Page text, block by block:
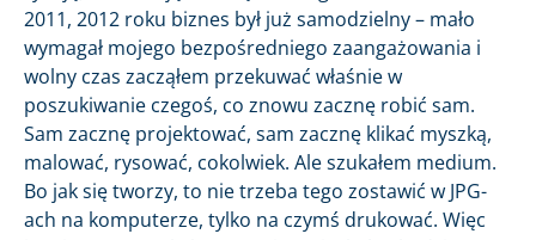
2011, 2012 roku biznes był już samodzielny – mało
wymagał mojego bezpośredniego zaangażowania i
wolny czas zacząłem przekuwać właśnie w
poszukiwanie czegoś, co znowu zacznę robić sam.
Sam zacznę projektować, sam zacznę klikać myszką,
malować, rysować, cokolwiek. Ale szukałem medium.
Bo jak się tworzy, to nie trzeba tego zostawić w JPG-
ach na komputerze, tylko na czymś drukować. Więc